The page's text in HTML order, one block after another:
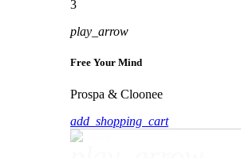
3
play_arrow
Free Your Mind
Prospa & Cloonee
add_shopping_cart